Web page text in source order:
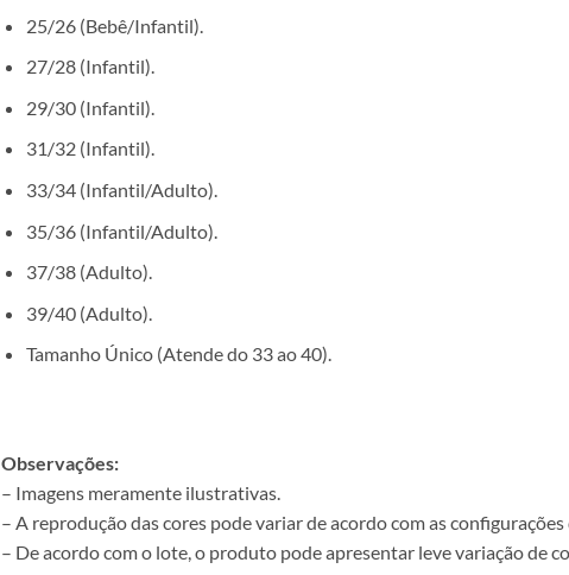
25/26 (Bebê/Infantil).
27/28 (Infantil).
29/30 (Infantil).
31/32 (Infantil).
33/34 (Infantil/Adulto).
35/36 (Infantil/Adulto).
37/38 (Adulto).
39/40 (Adulto).
Tamanho Único (Atende do 33 ao 40).
Observações:
– Imagens meramente ilustrativas.
– A reprodução das cores pode variar de acordo com as
– De acordo com o lote, o produto pode apresentar leve variação de